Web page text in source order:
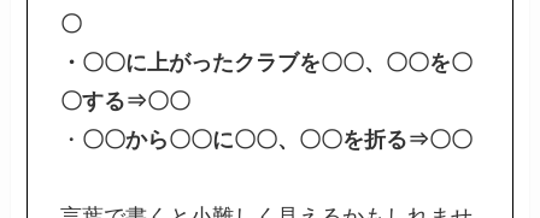
〇
・〇〇に上がったクラブを〇〇、〇〇を〇
〇する⇒〇〇
・ 〇〇から〇〇に〇〇、〇〇を折る⇒〇〇